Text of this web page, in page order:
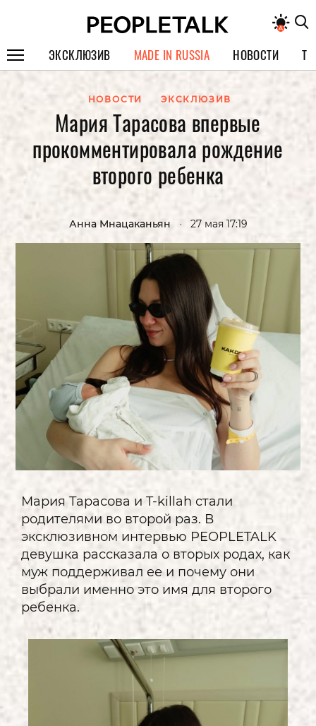
ЭКСКЛЮЗИВ
СПЕЦПРОЕКТЫ
ИНТЕРВЬЮ
ПОКОЛЕНИЕ
MADE IN RUSSIA НОВОСТИ
НОВОСТИ ЭКСКЛЮЗИВ
Мария Тарасова впервые
прокомментировала рождение
второго ребенка
Анна Мнацаканьян • 27 мая 17:19
Мария Тарасова и T-killah стали
родителями во второй раз. В
эксклюзивном интервью PEOPLETALK
девушка рассказала о вторых родах, как
муж поддерживал ее и почему они
выбрали именно это имя для второго
ребенка.